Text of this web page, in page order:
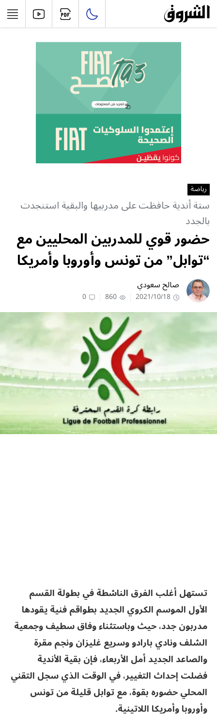
رياضة
ستة أندية حافظت على مدربيها والبقية استنجدت
بالجدد
حضور قوي للمدربين المحليين مع
“توابل” من تونس وأوروبا وأمريكا
صالح سعودي
2021/10/18
860
0
تستهل أغلب الفرق الناشطة في بطولة القسم
الأول الموسم الكروي الجديد بطواقم فنية يقودها
مدربون جدد، حيث وباستثناء وفاق سطيف وجمعية
الشلف ونادي بارادو وسريع غليزان ونجم مقرة
والصاعد الجديد أمل الأربعاء، فإن بقية الأندية
فضلت إحداث التغيير، في الوقت الذي سجل التقني
المحلي حضوره بقوة، مع توابل قليلة من تونس
وأوروبا وأمريكا اللاتينية.